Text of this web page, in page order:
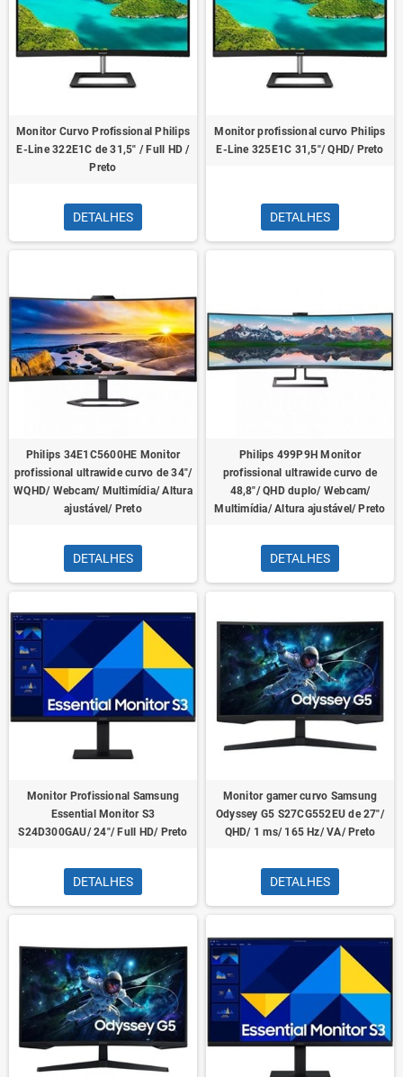
Monitor Curvo Profissional Philips
E-Line 322E1C de 31,5" / Full HD /
Preto
DETALHES
Monitor profissional curvo Philips
E-Line 325E1C 31,5"/ QHD/ Preto
DETALHES
Philips 34E1C5600HE Monitor
profissional ultrawide curvo de 34"/
WQHD/ Webcam/ Multimídia/ Altura
ajustável/ Preto
DETALHES
Philips 499P9H Monitor
profissional ultrawide curvo de
48,8"/ QHD duplo/ Webcam/
Multimídia/ Altura ajustável/ Preto
DETALHES
Monitor Profissional Samsung
Essential Monitor S3
S24D300GAU/ 24"/ Full HD/ Preto
DETALHES
Monitor gamer curvo Samsung
Odyssey G5 S27CG552EU de 27"/
QHD/ 1 ms/ 165 Hz/ VA/ Preto
DETALHES